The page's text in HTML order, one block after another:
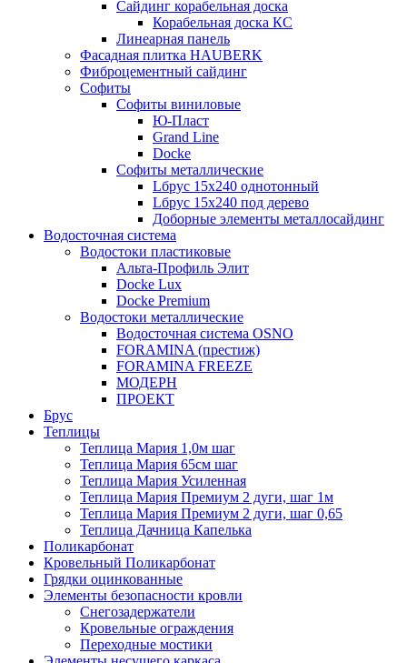
Сайдинг корабельная доска
Корабельная доска КС
Линеарная панель
Фасадная плитка HAUBERK
Фиброцементный сайдинг
Софиты
Софиты виниловые
Ю-Пласт
Grand Line
Docke
Софиты металлические
Lбрус 15x240 однотонный
Lбрус 15x240 под дерево
Доборные элементы металлосайдинг
Водосточная система
Водостоки пластиковые
Альта-Профиль Элит
Docke Lux
Docke Premium
Водостоки металлические
Водосточная система OSNO
FORAMINA (престиж)
FORAMINA FREEZE
МОДЕРН
ПРОЕКТ
Брус
Теплицы
Теплица Мария 1,0м шаг
Теплица Мария 65см шаг
Теплица Мария Усиленная
Теплица Мария Премиум 2 дуги, шаг 1м
Теплица Мария Премиум 2 дуги, шаг 0,65
Теплица Дачница Капелька
Поликарбонат
Кровельный Поликарбонат
Грядки оцинкованные
Элементы безопасности кровли
Снегозадержатели
Кровельные ограждения
Переходные мостики